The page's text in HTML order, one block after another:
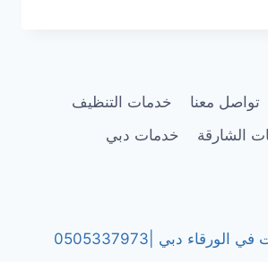
تواصل معنا
خدمات التنظيف
الشارقة
خدمات دبي
دبي |0505337973